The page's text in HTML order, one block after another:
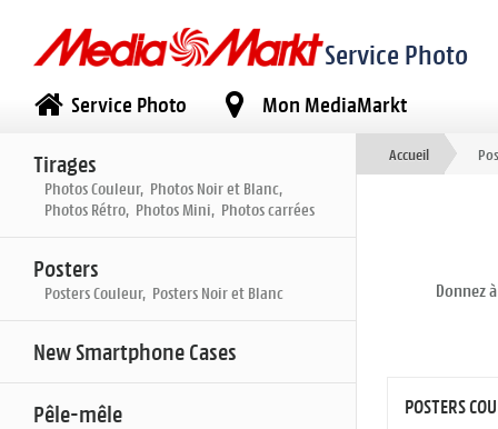
Service Photo
Service Photo Mon MediaMarkt
Tirages
Photos Couleur, Photos Noir et Blanc,
Photos Rétro, Photos Mini, Photos carrées
Posters
Posters Couleur, Posters Noir et Blanc
New Smartphone Cases
Pêle-mêle
Accueil
Donnez
POSTERS